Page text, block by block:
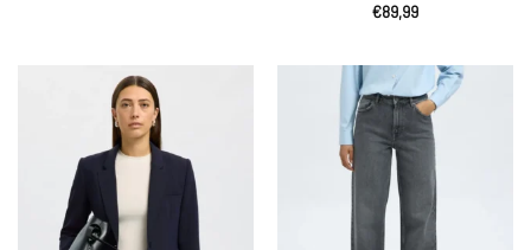
€89,99